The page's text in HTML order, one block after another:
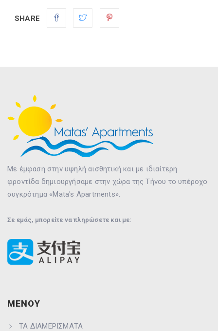
SHARE
Με έμφαση στην υψηλή αισθητική και με ιδιαίτερη
φροντίδα δημιουργήσαμε στην χώρα της Τήνου το υπέροχο
συγκρότημα «Mata's Apartments».
Σε εμάς, μπορείτε να πληρώσετε και με:
ΜΕΝΟΥ
ΤΑ ΔΙΑΜΕΡΙΣΜΑΤΑ